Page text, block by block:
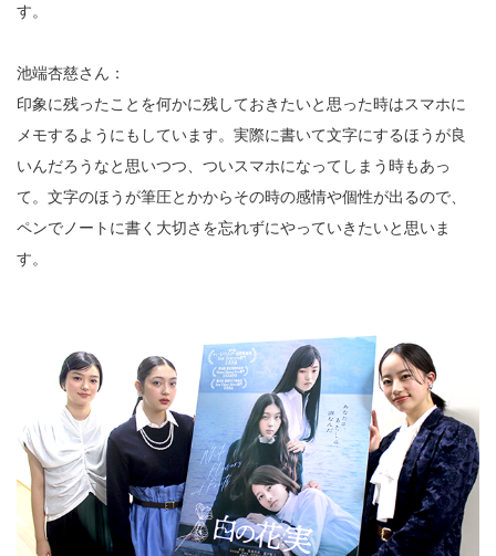
す。
池端杏慈さん：
印象に残ったことを何かに残しておきたいと思った時はスマホに
メモするようにもしています。実際に書いて文字にするほうが良
いんだろうなと思いつつ、ついスマホになってしまう時もあっ
て。文字のほうが筆圧とかからその時の感情や個性が出るので、
ペンでノートに書く大切さを忘れずにやっていきたいと思いま
す。